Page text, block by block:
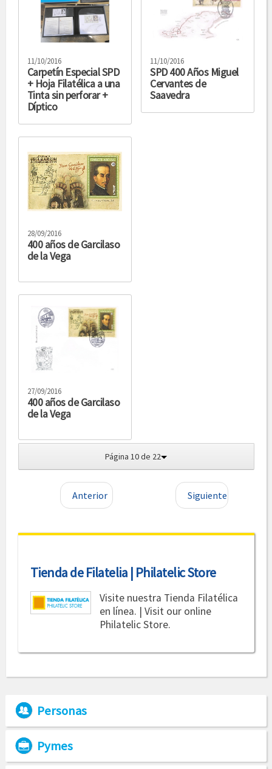
11/10/2016
Carpetín Especial SPD
+ Hoja Filatélica a una
Tinta sin perforar +
Díptico
11/10/2016
SPD 400 Años Miguel
Cervantes de
Saavedra
28/09/2016
400 años de Garcilaso
de la Vega
27/09/2016
400 años de Garcilaso
de la Vega
Página 10 de 22
Anterior Siguiente
Tienda de Filatelia | Philatelic Store
Visite nuestra Tienda Filatélica
en línea. | Visit our online
Philatelic Store.
Personas
Pymes